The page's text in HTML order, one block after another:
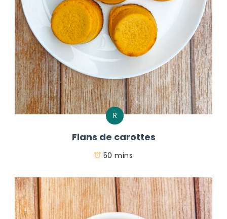
R
Flans de carottes
50 mins